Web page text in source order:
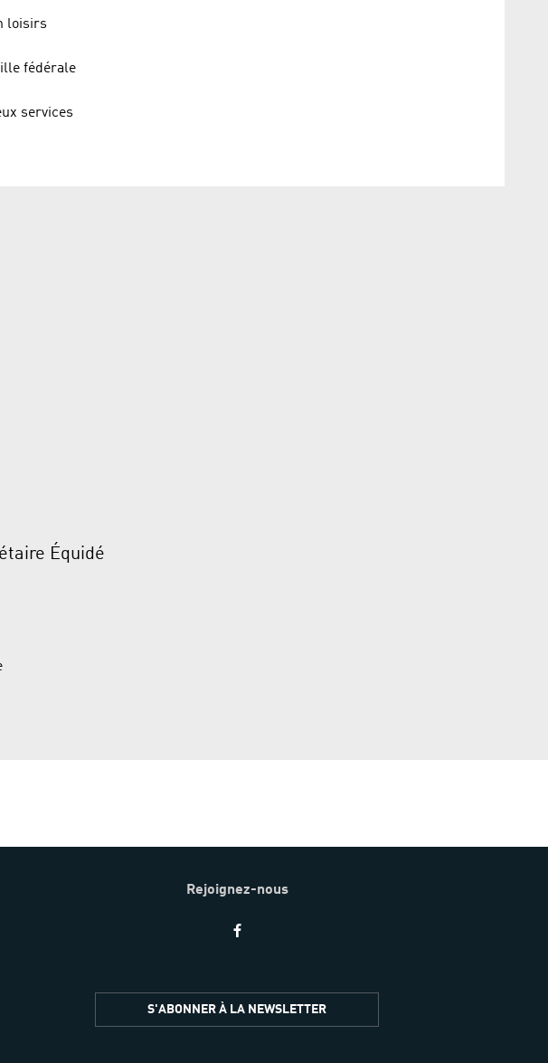
loisirs
fédérale
services
Équidé
Rejoignez-nous
S'ABONNER À LA NEWSLETTER